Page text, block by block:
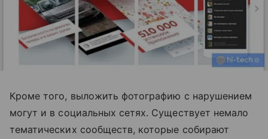
Кроме того, выложить фотографию с нарушением
могут и в социальных сетях. Существует немало
тематических сообществ, которые собирают